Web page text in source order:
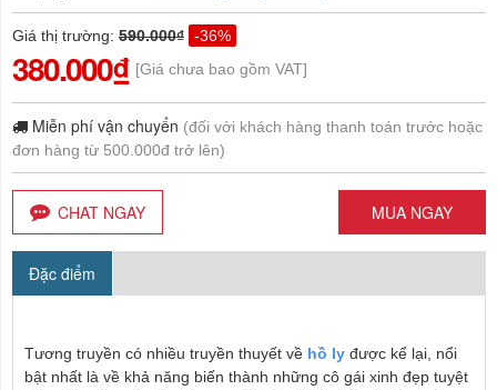
Giá thị trường: 590.000₫ -36%
380.000₫ [Giá chưa bao gồm VAT]
Miễn phí vận chuyển (đối với khách hàng thanh toán trước hoặc
đơn hàng từ 500.000đ trở lên)
CHAT NGAY MUA NGAY
Đặc điểm
Tương truyền có nhiều truyền thuyết về hồ ly được kể lại, nổi
bật nhất là về khả năng biến thành những cô gái xinh đẹp tuyệt